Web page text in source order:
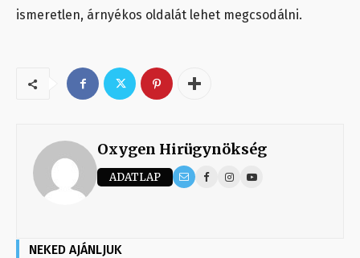
ismeretlen, árnyékos oldalát lehet megcsodálni.
Oxygen Hirügynökség
ADATLAP
NEKED AJÁNLJUK